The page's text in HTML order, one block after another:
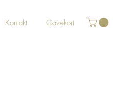
Kontakt Gavekort